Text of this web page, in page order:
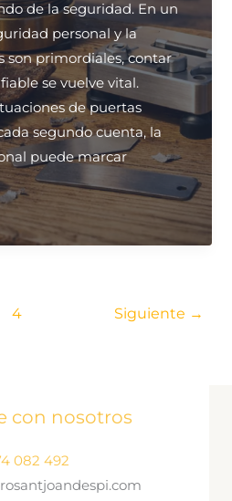
de la seguridad. En un
personal y la
son primordiales, contar
se vuelve vital.
de puertas
segundo cuenta, la
puede marcar
4 Siguiente →
con nosotros
082 492